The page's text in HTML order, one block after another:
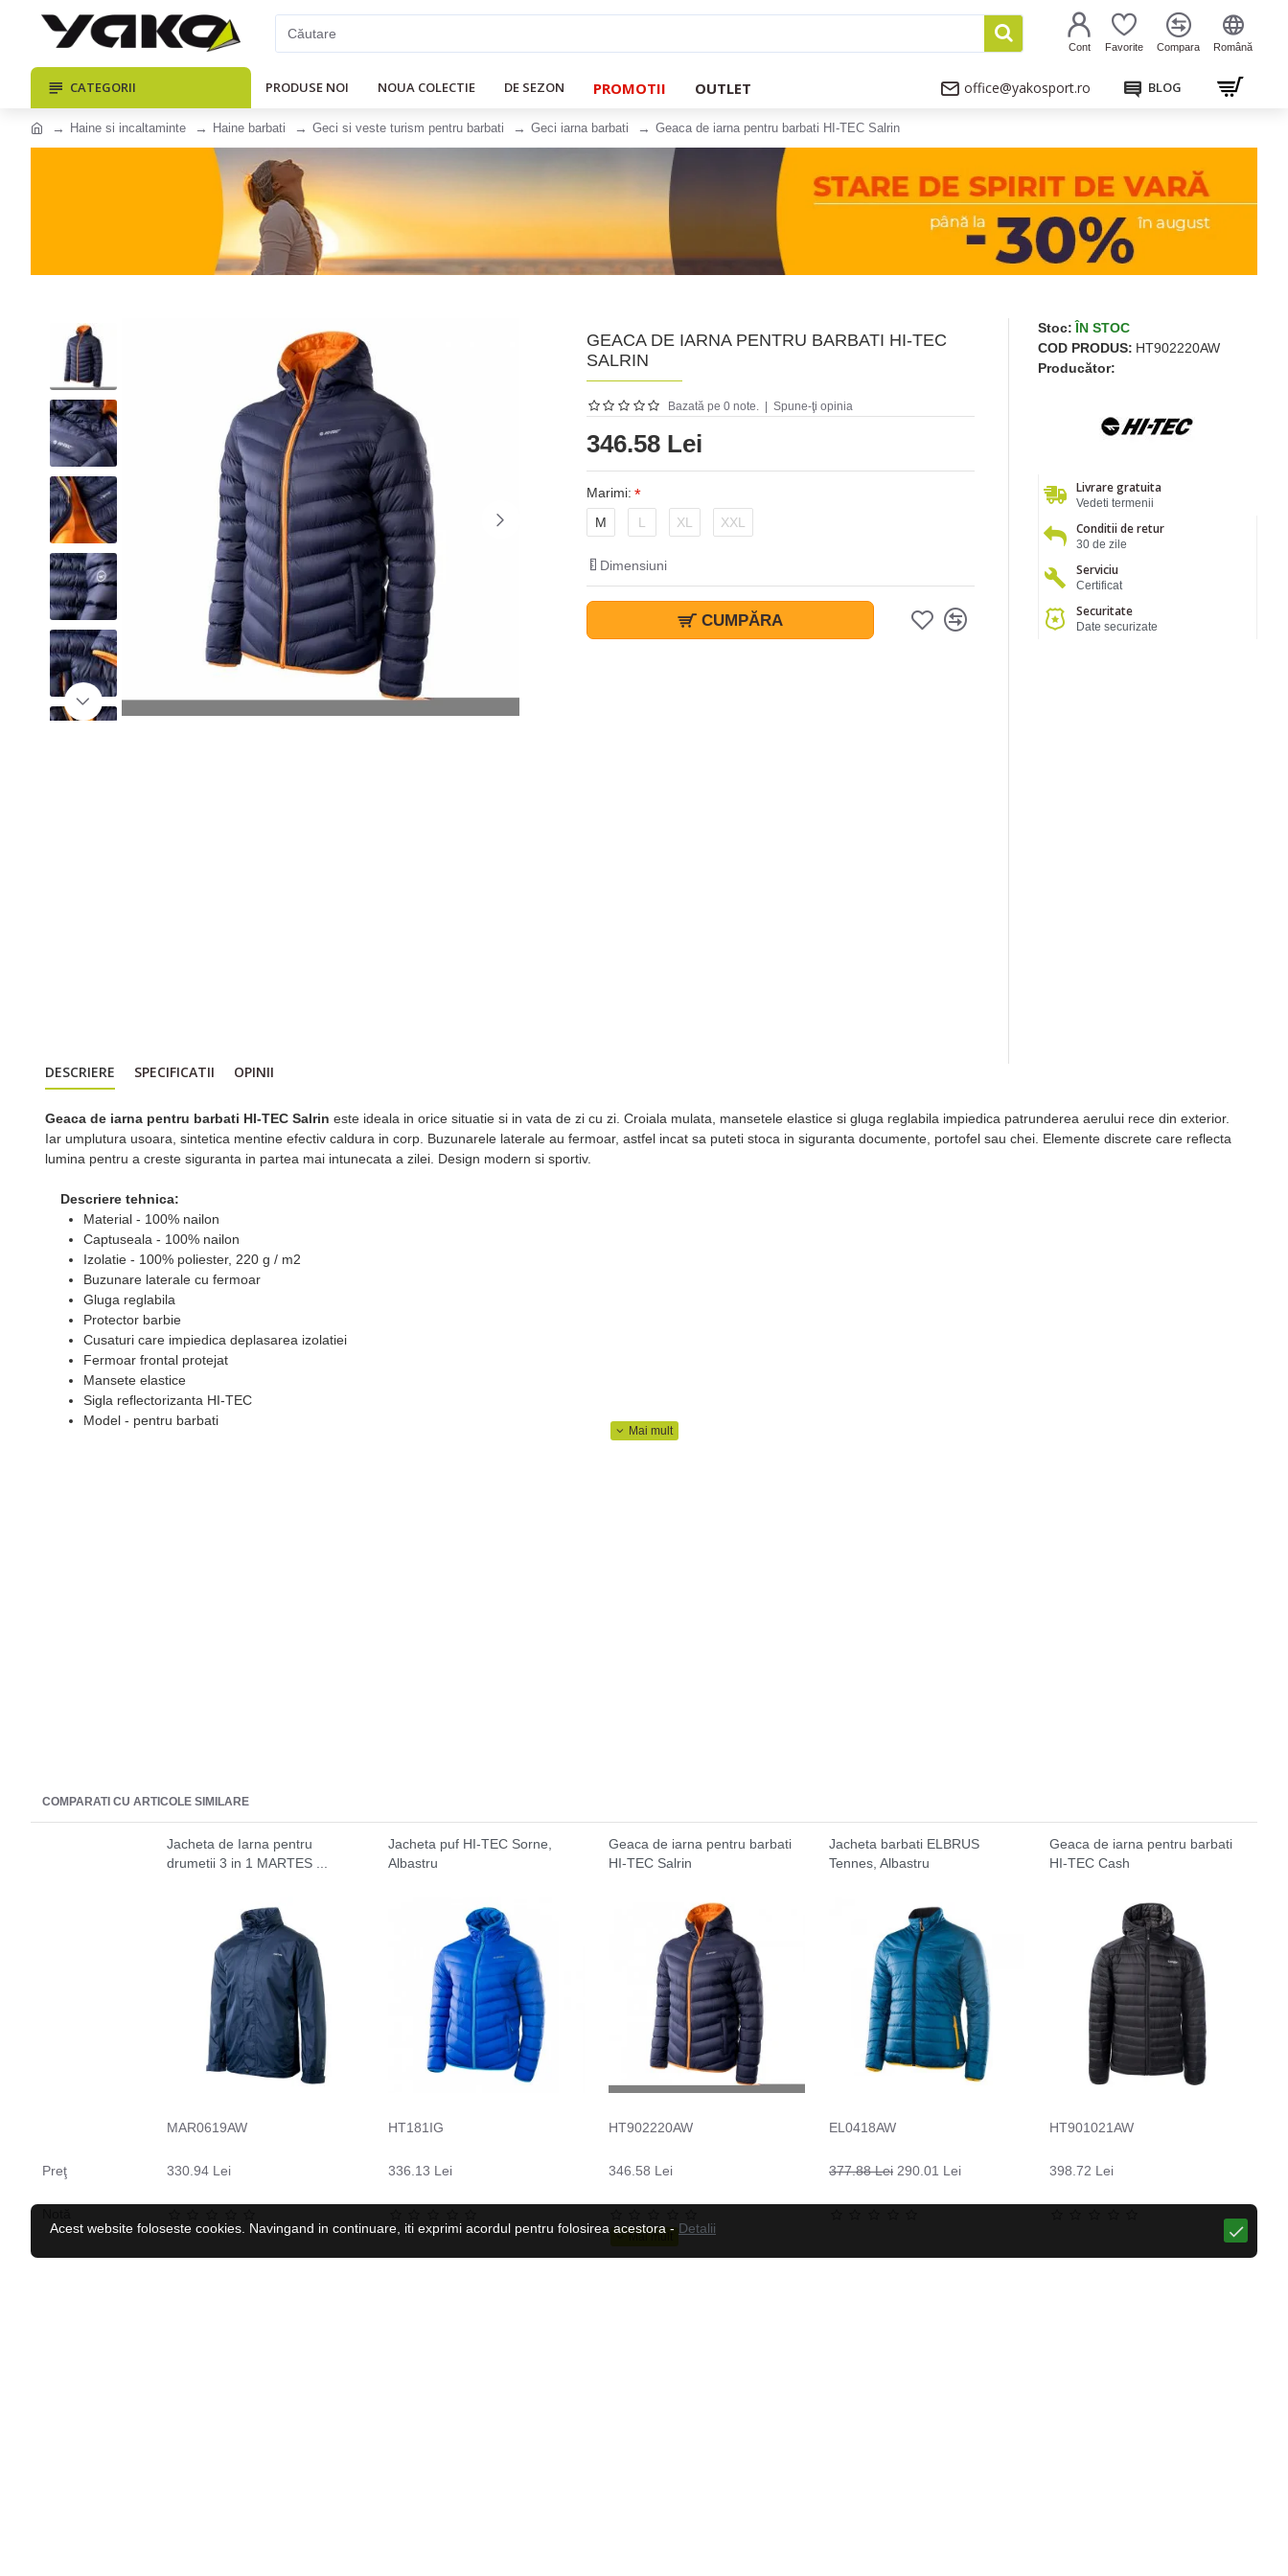
Cont Favorite Compara Română
CATEGORII PRODUSE NOI NOUA COLECTIE DE SEZON PROMOTII OUTLET office@yakosport.ro BLOG
Haine si incaltaminte Haine barbati Geci si veste turism pentru barbati Geci iarna barbati Geaca de iarna pentru barbati HI-TEC Salrin
GEACA DE IARNA PENTRU BARBATI HI-TEC
SALRIN
Bazată pe 0 note. Spune-ţi opinia
346.58 Lei
Marimi:
M
L XL XXL
Dimensiuni
CUMPĂRA
Stoc: ÎN STOC
COD PRODUS: HT902220AW
Producător:
Livrare gratuita
Vedeti termenii
Conditii de retur
30 de zile
Serviciu
Certificat
Securitate
Date securizate
DESCRIERE SPECIFICATII OPINII
Geaca de iarna pentru barbati HI-TEC Salrin este ideala in orice situatie si in vata de zi cu zi. Croiala mulata, mansetele elastice si gluga reglabila impiedica patrunderea aerului rece din exterior.
Iar umplutura usoara, sintetica mentine efectiv caldura in corp. Buzunarele laterale au fermoar, astfel incat sa puteti stoca in siguranta documente, portofel sau chei. Elemente discrete care reflecta
lumina pentru a creste siguranta in partea mai intunecata a zilei. Design modern si sportiv.
Descriere tehnica:
Material - 100% nailon
Captuseala - 100% nailon
Izolatie - 100% poliester, 220 g / m2
Buzunare laterale cu fermoar
Gluga reglabila
Protector barbie
Cusaturi care impiedica deplasarea izolatiei
Fermoar frontal protejat
Mansete elastice
Sigla reflectorizanta HI-TEC
Model - pentru barbati
COMPARATI CU ARTICOLE SIMILARE
Jacheta de Iarna pentru
drumetii 3 in 1 MARTES ...
Jacheta puf HI-TEC Sorne,
Albastru
Geaca de iarna pentru barbati
HI-TEC Salrin
Jacheta barbati ELBRUS
Tennes, Albastru
Geaca de iarna pentru barbati
HI-TEC Cash
MAR0619AW HT181IG HT902220AW EL0418AW HT901021AW
Preţ 330.94 Lei 336.13 Lei 346.58 Lei 377.88 Lei 290.01 Lei 398.72 Lei
Acest website foloseste cookies. Navingand in continuare, iti exprimi acordul pentru folosirea acestora - Detalii